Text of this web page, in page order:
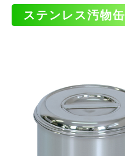
ステンレス汚物缶